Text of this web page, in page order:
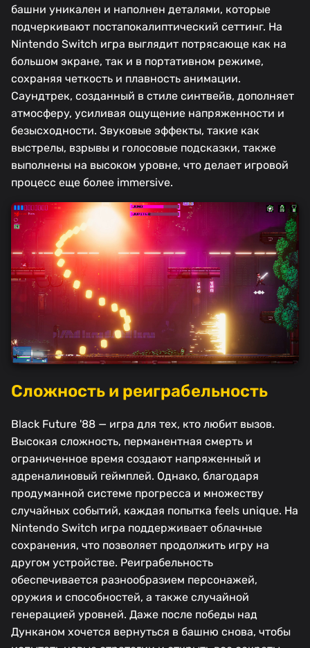
башни уникален и наполнен деталями, которые
подчеркивают постапокалиптический сеттинг. На
Nintendo Switch игра выглядит потрясающе как на
большом экране, так и в портативном режиме,
сохраняя четкость и плавность анимации.
Саундтрек, созданный в стиле синтвейв, дополняет
атмосферу, усиливая ощущение напряженности и
безысходности. Звуковые эффекты, такие как
выстрелы, взрывы и голосовые подсказки, также
выполнены на высоком уровне, что делает игровой
процесс еще более immersive.
Сложность и реиграбельность
Black Future '88 — игра для тех, кто любит вызов.
Высокая сложность, перманентная смерть и
ограниченное время создают напряженный и
адреналиновый геймплей. Однако, благодаря
продуманной системе прогресса и множеству
случайных событий, каждая попытка feels unique. На
Nintendo Switch игра поддерживает облачные
сохранения, что позволяет продолжить игру на
другом устройстве. Реиграбельность
обеспечивается разнообразием персонажей,
оружия и способностей, а также случайной
генерацией уровней. Даже после победы над
Дунканом хочется вернуться в башню снова, чтобы